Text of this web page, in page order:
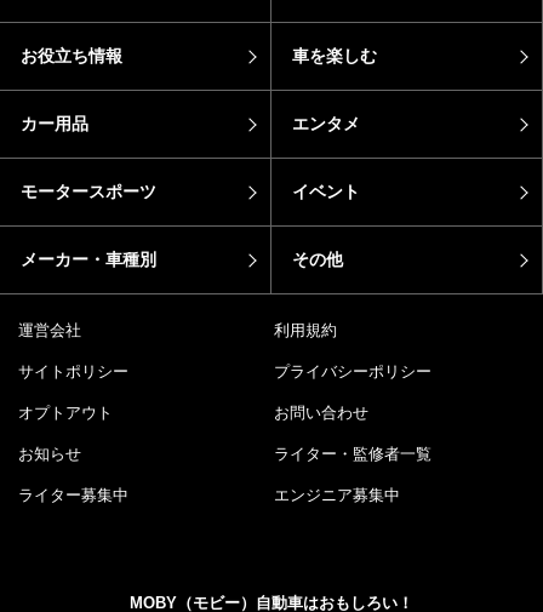
お役立ち情報 車を楽しむ
カー用品 エンタメ
モータースポーツ イベント
メーカー・車種別 その他
運営会社 利用規約
サイトポリシー プライバシーポリシー
オプトアウト お問い合わせ
お知らせ ライター・監修者一覧
ライター募集中 エンジニア募集中
MOBY（モビー）自動車はおもしろい！